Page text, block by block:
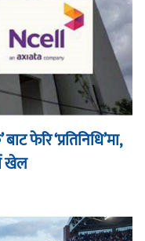
फेरि ‘प्रतिनिधि’मा,
खेल